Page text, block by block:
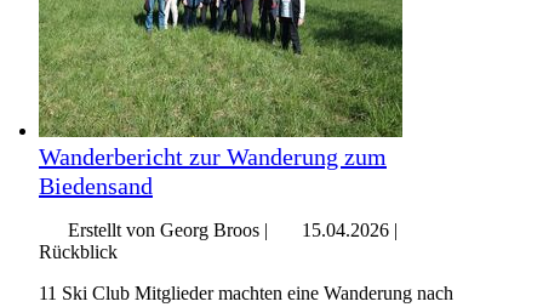
Wanderbericht zur Wanderung zum
Biedensand
Erstellt von Georg Broos | 15.04.2026 |
Rückblick
11 Ski Club Mitglieder machten eine Wanderung nach